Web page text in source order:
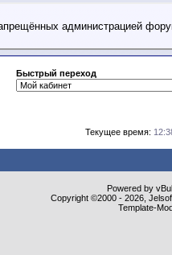
администрацией
Быстрый переход
Текущее время:
Powered by
Copyright ©2000 - 2026,
Template-